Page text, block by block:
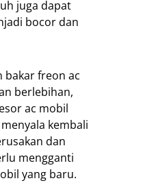
juga dapat
bocor dan
bakar freon ac
berlebihan,
ac mobil
kembali
dan
mengganti
yang baru.